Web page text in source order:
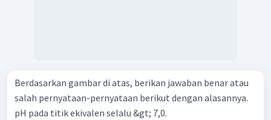
Berdasarkan gambar di atas, berikan jawaban benar atau
salah pernyataan-pernyataan berikut dengan alasannya.
pH pada titik ekivalen selalu &gt; 7,0.